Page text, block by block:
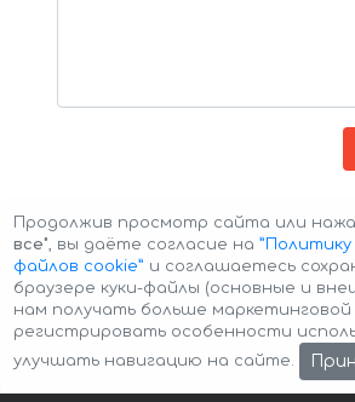
Авторские права © 2026 Авто-
Продолжив просмотр сайта или
все", вы даёте согласие на
файлов cookie” и соглашаетесь
браузере куки-файлы (основные и
нам получать больше
регистрировать особенности
улучшать навигацию на сайте.